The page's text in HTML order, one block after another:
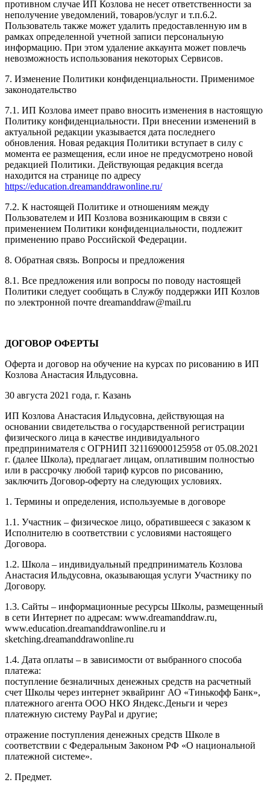
противном случае ИП Козлова не несет ответственности за
неполучение уведомлений, товаров/услуг и т.п.6.2.
Пользователь также может удалить предоставленную им в
рамках определенной учетной записи персональную
информацию. При этом удаление аккаунта может повлечь
невозможность использования некоторых Сервисов.
7. Изменение Политики конфиденциальности. Применимое
законодательство
7.1. ИП Козлова имеет право вносить изменения в настоящую
Политику конфиденциальности. При внесении изменений в
актуальной редакции указывается дата последнего
обновления. Новая редакция Политики вступает в силу с
момента ее размещения, если иное не предусмотрено новой
редакцией Политики. Действующая редакция всегда
находится на странице по адресу
https://education.dreamanddrawonline.ru/
7.2. К настоящей Политике и отношениям между
Пользователем и ИП Козлова возникающим в связи с
применением Политики конфиденциальности, подлежит
применению право Российской Федерации.
8. Обратная связь. Вопросы и предложения
8.1. Все предложения или вопросы по поводу настоящей
Политики следует сообщать в Службу поддержки ИП Козлов
по электронной почте dreamanddraw@mail.ru
ДОГОВОР ОФЕРТЫ
Оферта и договор на обучение на курсах по рисованию в ИП
Козлова Анастасия Ильдусовна.
30 августа 2021 года, г. Казань
ИП Козлова Анастасия Ильдусовна, действующая на
основании свидетельства о государственной регистрации
физического лица в качестве индивидуального
предпринимателя с ОГРНИП 321169000125958 от 05.08.2021
г. (далее Школа), предлагает лицам, оплатившим полностью
или в рассрочку любой тариф курсов по рисованию,
заключить Договор-оферту на следующих условиях.
1. Термины и определения, используемые в договоре
1.1. Участник – физическое лицо, обратившееся с заказом к
Исполнителю в соответствии с условиями настоящего
Договора.
1.2. Школа – индивидуальный предприниматель Козлова
Анастасия Ильдусовна, оказывающая услуги Участнику по
Договору.
1.3. Сайты – информационные ресурсы Школы, размещенный
в сети Интернет по адресам: www.dreamanddraw.ru,
www.education.dreamanddrawonline.ru и
sketching.dreamanddrawonline.ru
1.4. Дата оплаты – в зависимости от выбранного способа
платежа:
поступление безналичных денежных средств на расчетный
счет Школы через интернет эквайринг АО «Тинькофф Банк»,
платежного агента ООО НКО Яндекс.Деньги и через
платежную систему PayPal и другие;
отражение поступления денежных средств Школе в
соответствии с Федеральным Законом РФ «О национальной
платежной системе».
2. Предмет.